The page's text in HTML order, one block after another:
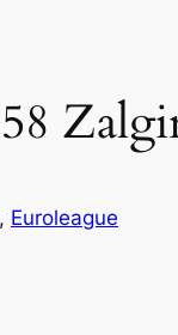
, Euroleague